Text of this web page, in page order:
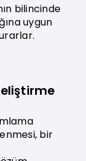
bilincinde
uygun
bir